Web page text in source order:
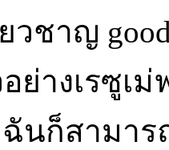
ชาญ good
ย่างเรซูเ
นก็สามาร